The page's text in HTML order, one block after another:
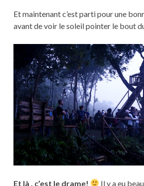
Et maintenant c’est parti pour une
avant de voir le soleil pointer le bout
Et là , c’est le drame!
Il y a eu